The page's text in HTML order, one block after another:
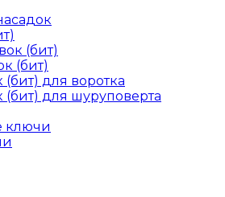
(бит)
(бит)
для воротка
(бит) для шуруповерта
ключи